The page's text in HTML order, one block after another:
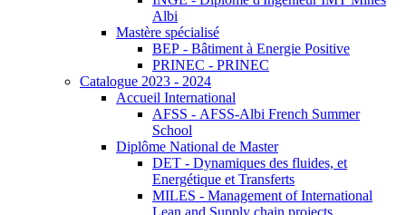
Albi
Mastère spécialisé
BEP - Bâtiment à Energie Positive
PRINEC - PRINEC
Catalogue 2023 - 2024
Accueil International
AFSS - AFSS-Albi French Summer
School
Diplôme National de Master
DET - Dynamiques des fluides, et
Energétique et Transferts
MILES - Management of International
Lean and Supply chain projects